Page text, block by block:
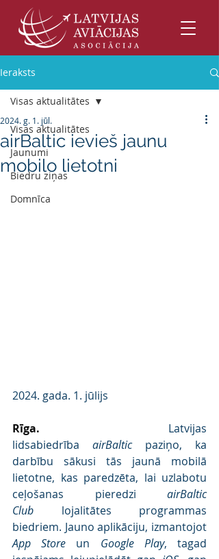
Ieraksts
Visas aktualitātes
Jaunumi
Biedru ziņas
Domnīca
Visas aktualitātes
airBaltic ievieš jaunu
mobilo lietotni
2024. g. 1. jūl.
2024. gada. 1. jūlijs
Rīga. Latvijas
lidsabiedrība airBaltic paziņo, ka
darbību sākusi tās jaunā mobilā
lietotne, kas paredzēta, lai uzlabotu
ceļošanas pieredzi airBaltic
Club lojalitātes programmas
App Store un Google Play, tagad